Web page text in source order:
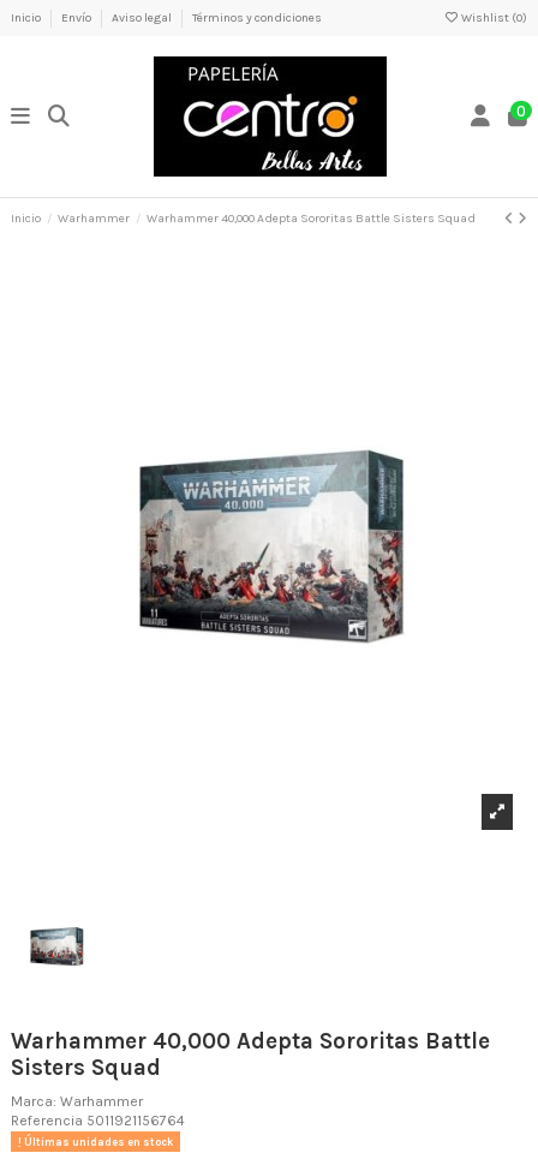
Inicio Envío Aviso legal Términos y condiciones Wishlist (0)
0
Inicio Warhammer Warhammer 40,000 Adepta Sororitas Battle Sisters Squad
Warhammer 40,000 Adepta Sororitas Battle
Sisters Squad
Marca: Warhammer
Referencia 5011921156764
Últimas unidades en stock